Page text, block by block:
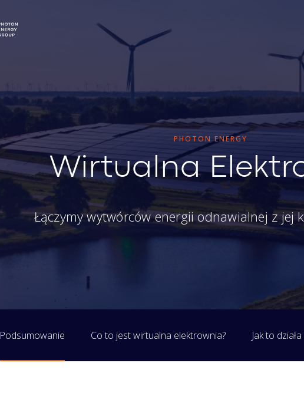
PHOTON ENERGY
Wirtualna
Łączymy wytwórców energii odnawialnej z jej
Podsumowanie Co to jest wirtualna elektrownia? Jak to działa